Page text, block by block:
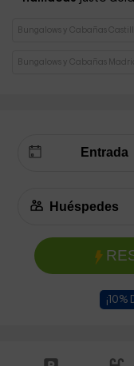
Bungalows y Cabañas
Bungalows y Cabañas